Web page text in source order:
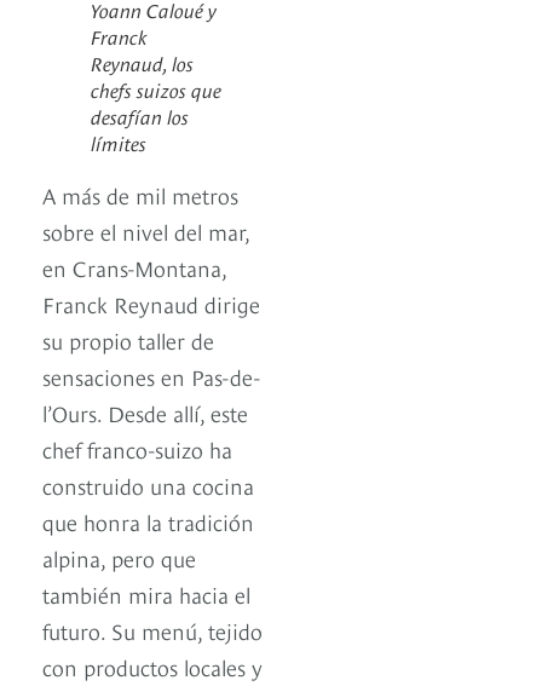
Yoann Caloué y
Franck
Reynaud, los
chefs suizos que
desafían los
límites
A más de mil metros
sobre el nivel del mar,
en Crans-Montana,
Franck Reynaud dirige
su propio taller de
sensaciones en Pas-de-
l’Ours. Desde allí, este
chef franco-suizo ha
construido una cocina
que honra la tradición
alpina, pero que
también mira hacia el
futuro. Su menú, tejido
con productos locales y